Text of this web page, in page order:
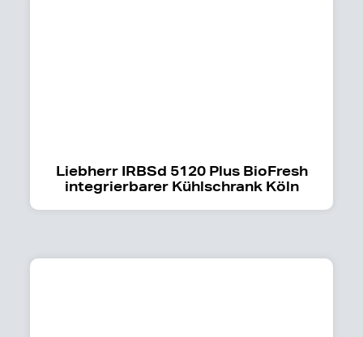
Liebherr IRBSd 5120 Plus BioFresh
integrierbarer Kühlschrank Köln